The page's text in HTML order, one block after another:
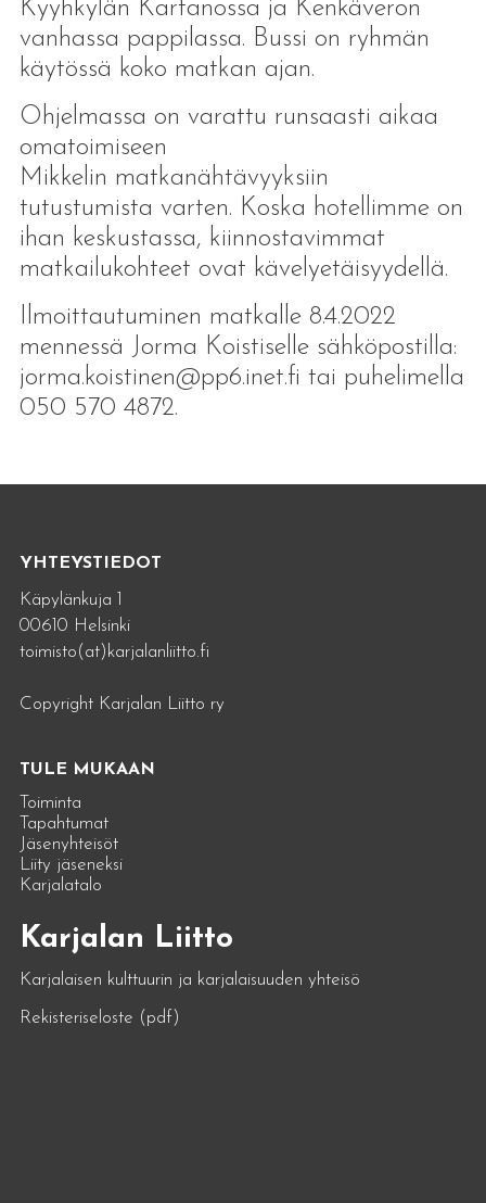
Kyyhkylän Kartanossa ja Kenkäveron
vanhassa pappilassa. Bussi on ryhmän
käytössä koko matkan ajan.
Ohjelmassa on varattu runsaasti aikaa
omatoimiseen
Mikkelin matkanähtävyyksiin
tutustumista varten. Koska hotellimme on
ihan keskustassa, kiinnostavimmat
matkailukohteet ovat kävelyetäisyydellä.
Ilmoittautuminen matkalle 8.4.2022
mennessä Jorma Koistiselle sähköpostilla:
jorma.koistinen@pp6.inet.fi tai puhelimella
050 570 4872.
YHTEYSTIEDOT
Käpylänkuja 1
00610 Helsinki
toimisto(at)karjalanliitto.fi
Copyright Karjalan Liitto ry
TULE MUKAAN
Toiminta
Tapahtumat
Jäsenyhteisöt
Liity jäseneksi
Karjalatalo
Karjalan Liitto
Karjalaisen kulttuurin ja karjalaisuuden yhteisö
Rekisteriseloste (pdf)